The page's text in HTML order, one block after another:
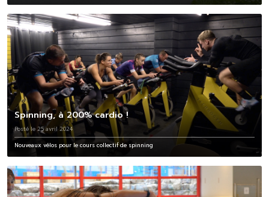
Spinning, à 200% cardio !
Posté le 25 avril 2024
Nouveaux vélos pour le cours collectif de spinning